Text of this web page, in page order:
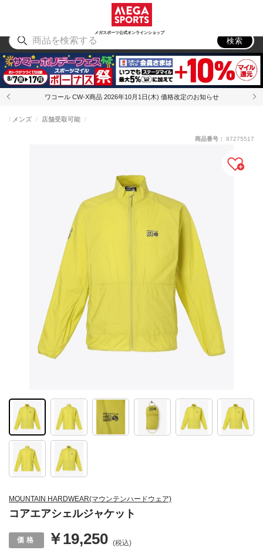
メガスポーツ公式オンラインショップ
アウトドア
検索
ワコール CW-X商品 2026年10月1日(木) 価格改定のお知らせ
MOUNTAIN HARDWEAR(マウンテンハードウェア)
コアエアシェルジャケット
メンズ 店舗受取可能
￥19,250 (税込)
商品番号： 87275517